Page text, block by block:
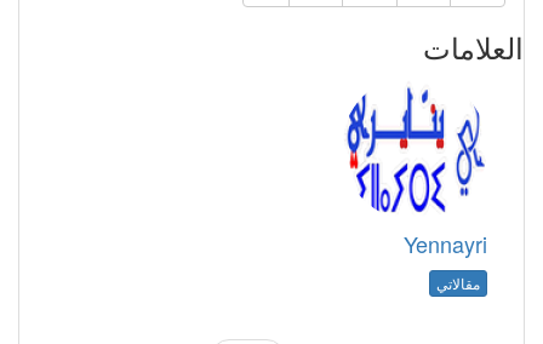
العلامات
Yennayri
مقالاتي